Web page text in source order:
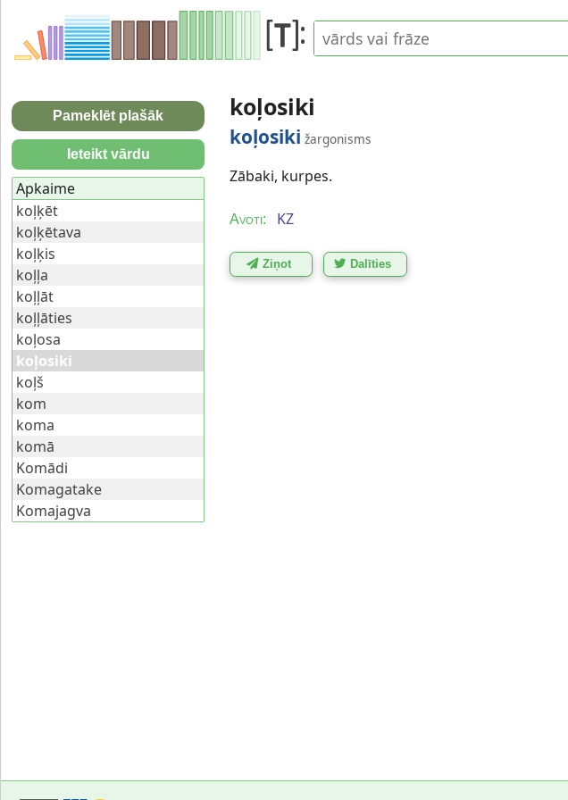
koļosiki
koļosiki žargonisms
Zābaki, kurpes.
Avoti: KZ
Ziņot Dalīties
Pameklēt plašāk
Ieteikt vārdu
Apkaime
koļķēt
koļķētava
koļķis
koļļa
koļļāt
koļļāties
koļosa
koļosiki
koļš
kom
koma
komā
Komādi
Komagatake
Komajagva